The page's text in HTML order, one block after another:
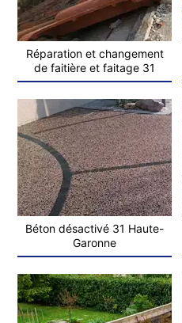
Réparation et changement
de faitière et faitage 31
Béton désactivé 31 Haute-
Garonne